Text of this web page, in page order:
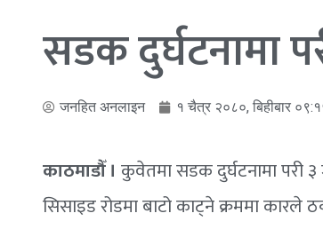
सडक दुर्घटनामा
जनहित अनलाइन १ चैत्र २०८०, बिहीबार
काठमाडौँ । कुवेतमा सडक दुर्घटनामा परी
सिसाइड रोडमा बाटो काट्ने क्रममा कारले